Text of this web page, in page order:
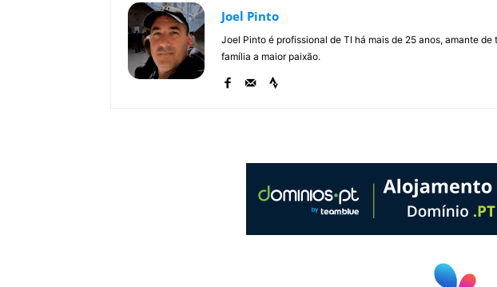
Joel Pinto
Joel Pinto é profissional de TI há mais de 25 anos, amante
família a maior paixão.